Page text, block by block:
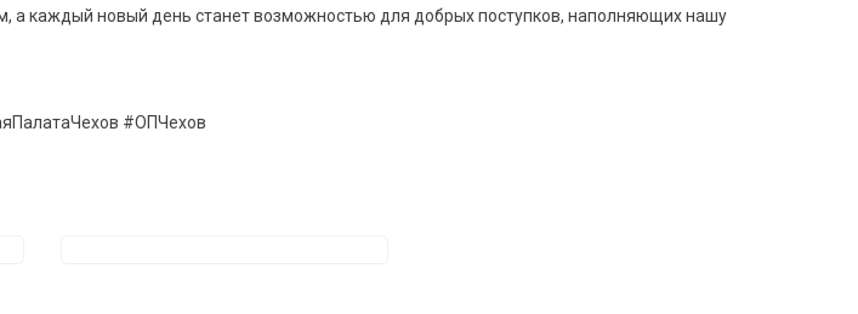
а каждый новый день станет возможностью для добрых поступков, наполняющих нашу
#ОПЧехов